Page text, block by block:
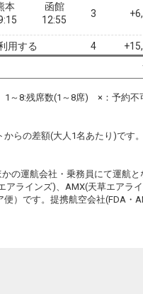
本
函館
12:55
3
用する 4
本
函館
5
用する 4
本
函館
～8:残席数(1～8席) ×：予約不
らの差額(大人1名あたり)です。
の運航会社・乗務員にて運航と
アラインズ)、AMX(天草エアラ
便）です。提携航空会社(FDA・